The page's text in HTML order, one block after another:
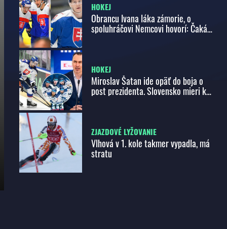
HOKEJ
Obrancu Ivana láka zámorie, o
spoluhráčovi Nemcovi hovorí: Čaká
HOKEJ
Miroslav Šatan ide opäť do boja o
post prezidenta. Slovensko mieri k
ZJAZDOVÉ LYŽOVANIE
Vlhová v 1. kole takmer vypadla, má
stratu